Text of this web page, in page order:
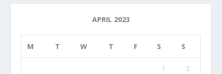
APRIL 2023
M T W T F S S
1 2